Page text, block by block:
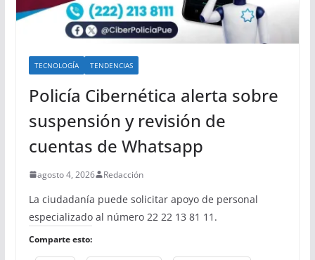
TECNOLOGÍA TENDENCIAS
Policía Cibernética alerta sobre
suspensión y revisión de
cuentas de Whatsapp
agosto 4, 2026 Redacción
La ciudadanía puede solicitar apoyo de personal
especializado al número 22 22 13 81 11.
Comparte esto: